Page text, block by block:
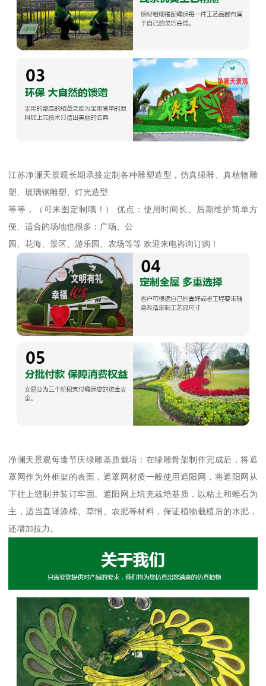
江苏净澜天景观长期承接定制各种雕塑造型，仿真绿雕、真植物雕
塑、玻璃钢雕塑、灯光造型
等等，（可来图定制哦！） 优点：使用时间长、后期维护简单方
便、适合的场地也很多：广场、公
园、花海、景区、游乐园、农场等等 欢迎来电咨询订购！
净澜天景观每逢节庆绿雕基质栽培：在绿雕骨架制作完成后，将遮
罩网作为外框架的表面，遮罩网材质一般使用遮阳网，将遮阳网从
下往上缝制并装订牢固。遮阳网上填充栽培基质，以粘土和蛭石为
主，适当直译涤棉、草悄、农肥等材料，保证植物栽植后的水肥，
还增加拉力。